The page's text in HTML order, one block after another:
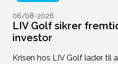
06/08-2026
LIV Golf sikrer
investor
Krisen hos LIV Golf lader